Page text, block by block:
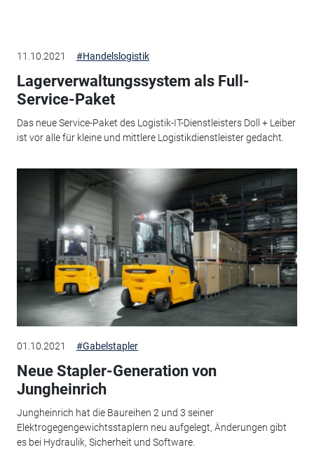
11.10.2021 #Handelslogistik
Lagerverwaltungssystem als Full-
Service-Paket
Das neue Service-Paket des Logistik-IT-Dienstleisters Doll + Leiber
ist vor alle für kleine und mittlere Logistikdienstleister gedacht.
01.10.2021 #Gabelstapler
Neue Stapler-Generation von
Jungheinrich
Jungheinrich hat die Baureihen 2 und 3 seiner
Elektrogegengewichtsstaplern neu aufgelegt, Änderungen gibt
es bei Hydraulik, Sicherheit und Software.